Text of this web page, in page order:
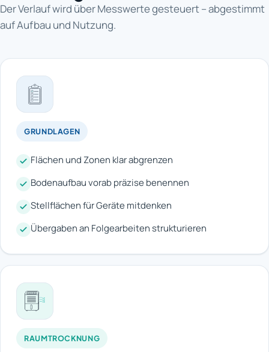
Der Verlauf wird über Messwerte gesteuert – abgestimmt
auf Aufbau und Nutzung.
GRUNDLAGEN
Flächen und Zonen klar abgrenzen
Bodenaufbau vorab präzise benennen
Stellflächen für Geräte mitdenken
Übergaben an Folgearbeiten strukturieren
RAUMTROCKNUNG